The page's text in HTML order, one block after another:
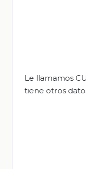
Le llamamos
tiene otros